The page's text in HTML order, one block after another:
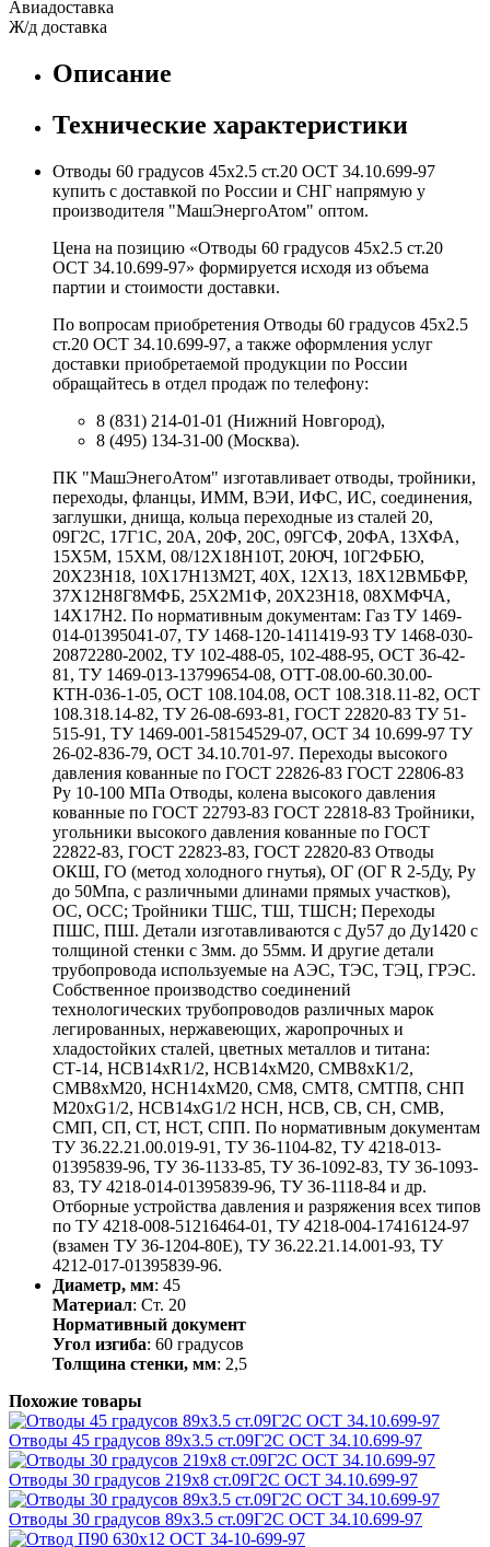
Авиадоставка
Ж/д доставка
Описание
Технические характеристики
Отводы 60 градусов 45х2.5 ст.20 ОСТ 34.10.699-97
купить с доставкой по России и СНГ напрямую у
производителя "МашЭнергоАтом" оптом.
Цена на позицию «Отводы 60 градусов 45х2.5 ст.20
ОСТ 34.10.699-97» формируется исходя из объема
партии и стоимости доставки.
По вопросам приобретения Отводы 60 градусов 45х2.5
ст.20 ОСТ 34.10.699-97, а также оформления услуг
доставки приобретаемой продукции по России
обращайтесь в отдел продаж по телефону:
8 (831) 214-01-01 (Нижний Новгород),
8 (495) 134-31-00 (Москва).
ПК "МашЭнегоАтом" изготавливает отводы, тройники,
переходы, фланцы, ИММ, ВЭИ, ИФС, ИС, соединения,
заглушки, днища, кольца переходные из сталей 20,
09Г2С, 17Г1С, 20А, 20Ф, 20С, 09ГСФ, 20ФА, 13ХФА,
15Х5М, 15ХМ, 08/12Х18Н10Т, 20ЮЧ, 10Г2ФБЮ,
20Х23Н18, 10Х17Н13М2Т, 40Х, 12Х13, 18Х12ВМБФР,
37Х12Н8Г8МФБ, 25Х2М1Ф, 20Х23Н18, 08ХМФЧА,
14Х17Н2. По нормативным документам: Газ ТУ 1469-
014-01395041-07, ТУ 1468-120-1411419-93 ТУ 1468-030-
20872280-2002, ТУ 102-488-05, 102-488-95, ОСТ 36-42-
81, ТУ 1469-013-13799654-08, ОТТ-08.00-60.30.00-
КТН-036-1-05, ОСТ 108.104.08, ОСТ 108.318.11-82, ОСТ
108.318.14-82, ТУ 26-08-693-81, ГОСТ 22820-83 ТУ 51-
515-91, ТУ 1469-001-58154529-07, ОСТ 34 10.699-97 ТУ
26-02-836-79, ОСТ 34.10.701-97. Переходы высокого
давления кованные по ГОСТ 22826-83 ГОСТ 22806-83
Ру 10-100 МПа Отводы, колена высокого давления
кованные по ГОСТ 22793-83 ГОСТ 22818-83 Тройники,
угольники высокого давления кованные по ГОСТ
22822-83, ГОСТ 22823-83, ГОСТ 22820-83 Отводы
ОКШ, ГО (метод холодного гнутья), ОГ (ОГ R 2-5Ду, Ру
до 50Мпа, с различными длинами прямых участков),
ОС, ОСС; Тройники ТШС, ТШ, ТШСН; Переходы
ПШС, ПШ. Детали изготавливаются с Ду57 до Ду1420 с
толщиной стенки с 3мм. до 55мм. И другие детали
трубопровода используемые на АЭС, ТЭС, ТЭЦ, ГРЭС.
Собственное производство соединений
технологических трубопроводов различных марок
легированных, нержавеющих, жаропрочных и
хладостойких сталей, цветных металлов и титана:
СТ-14, НСВ14хR1/2, НСВ14хМ20, СМВ8хК1/2,
СМВ8хМ20, НСН14хМ20, СМ8, СМТ8, СМТП8, СНП
М20хG1/2, НСВ14хG1/2 НСН, НСВ, СВ, СН, СМВ,
СМП, СП, СТ, НСТ, СПП. По нормативным документам
ТУ 36.22.21.00.019-91, ТУ 36-1104-82, ТУ 4218-013-
01395839-96, ТУ 36-1133-85, ТУ 36-1092-83, ТУ 36-1093-
83, ТУ 4218-014-01395839-96, ТУ 36-1118-84 и др.
Отборные устройства давления и разряжения всех типов
по ТУ 4218-008-51216464-01, ТУ 4218-004-17416124-97
(взамен ТУ 36-1204-80Е), ТУ 36.22.21.14.001-93, ТУ
4212-017-01395839-96.
Диаметр, мм: 45
Материал: Ст. 20
Нормативный документ
Угол изгиба: 60 градусов
Толщина стенки, мм: 2,5
Похожие товары
Отводы 45 градусов 89х3.5 ст.09Г2С ОСТ 34.10.699-97
Отводы 30 градусов 219х8 ст.09Г2С ОСТ 34.10.699-97
Отводы 30 градусов 89х3.5 ст.09Г2С ОСТ 34.10.699-97